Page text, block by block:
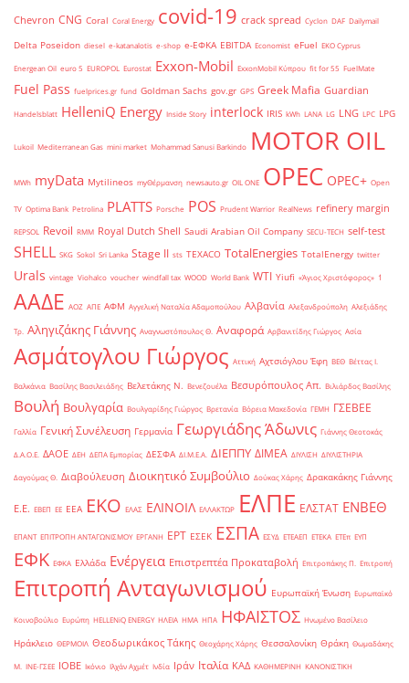
Chevron CNG Coral Coral Energy covid-19 crack spread Cyclon DAF Dailymail
Delta Poseidon diesel e-katanalotis e-shop e-ΕΦΚΑ EBITDA Economist eFuel EKO Cyprus
Energean Oil euro 5 EUROPOL Eurostat Exxon-Mobil ExxonMobil Κύπρου fit for 55 FuelMate
Fuel Pass fuelprices.gr fund Goldman Sachs gov.gr GPS Greek Mafia Guardian
Handelsblatt HelleniQ Energy Inside Story interlock IRIS kWh LANA LG LNG LPC LPG
Lukoil Mediterranean Gas mini market Mohammad Sanusi Barkindo MOTOR OIL
MWh myData Mytilineos myΘέρμανση newsauto.gr OIL ONE OPEC OPEC+ Open
TV Optima Bank Petrolina PLATTS Porsche POS Prudent Warrior RealNews refinery margin
REPSOL Revoil RMM Royal Dutch Shell Saudi Arabian Oil Company SECU-TECH self-test
SHELL SKG Sokol Sri Lanka Stage II sts TEXACO TotalEnergies TotalEnergy twitter
Urals vintage Viohalco voucher windfall tax WOOD World Bank WTI Yiufi «Άγιος Χριστόφορος» ΄1
ΑΑΔΕ ΑΟΖ ΑΠΕ ΑΦΜ Αγγελική Ναταλία Αδαμοπούλου Αλβανία Αλεξανδρούπολη Αλεξιάδης
Τρ. Αληγιζάκης Γιάννης Αναγνωστόπουλος Θ. Αναφορά Αρβανιτίδης Γιώργος Ασία
Ασμάτογλου Γιώργος Αττική Αχτσιόγλου Έφη ΒΕΘ Βέττας Ι.
Βαλκάνια Βασίλης Βασιλειάδης Βελετάκης Ν. Βενεζουέλα Βεσυρόπουλος Απ. Βιλιάρδος Βασίλης
Βουλή Βουλγαρία Βουλγαρίδης Γιώργος Βρετανία Βόρεια Μακεδονία ΓΕΜΗ ΓΣΕΒΕΕ
Γαλλία Γενική Συνέλευση Γερμανία Γεωργιάδης Άδωνις Γιάννης Θεοτοκάς
Δ.Α.Ο.Ε. ΔΑΟΕ ΔΕΗ ΔΕΠΑ Εμπορίας ΔΕΣΦΑ ΔΙ.Μ.Ε.Α. ΔΙΕΠΠΥ ΔΙΜΕΑ ΔΙΥΛΙΣΗ ΔΙΥΛΙΣΤΗΡΙΑ
Δαγούμας Θ. Διαβούλευση Διοικητικό Συμβούλιο Δούκας Χάρης Δρακακάκης Γιάννης
Ε.Ε. ΕΒΕΠ ΕΕ ΕΕΑ ΕΚΟ ΕΛΑΣ ΕΛΙΝΟΙΛ ΕΛΛΑΚΤΩΡ ΕΛΠΕ ΕΛΣΤΑΤ ΕΝΒΕΘ
ΕΠΑΝΤ ΕΠΙΤΡΟΠΗ ΑΝΤΑΓΩΝΙΣΜΟΥ ΕΡΓΑΝΗ ΕΡΤ ΕΣΕΚ ΕΣΠΑ ΕΣΥΔ ΕΤΕΑΕΠ ΕΤΕΚΑ ΕΤΕπ ΕΥΠ
ΕΦΚ ΕΦΚΑ Ελλάδα Ενέργεια Επιστρεπτέα Προκαταβολή Επιτροπάκης Π. Επιτροπή
Επιτροπή Ανταγωνισμού Ευρωπαϊκή Ένωση Ευρωπαϊκό
Κοινοβούλιο Ευρώπη ΗELLENiQ ENERGY ΗΛΕΙΑ ΗΜΑ ΗΠΑ ΗΦΑΙΣΤΟΣ Ηνωμένο Βασίλειο
Ηράκλειο ΘΕΡΜΟΙΛ Θεοδωρικάκος Τάκης Θεοχάρης Χάρης Θεσσαλονίκη Θράκη Θωμαδάκης
Μ. ΙΝΕ-ΓΣΕΕ ΙΟΒΕ Ικόνιο Ιλχάν Αχμέτ Ινδία Ιράν Ιταλία ΚΑΔ ΚΑΘΗΜΕΡΙΝΗ ΚΑΝΟΝΙΣΤΙΚΗ